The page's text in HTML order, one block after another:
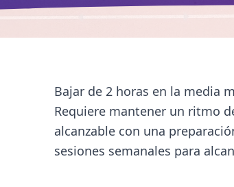
Bajar de 2 horas en la media
Requiere mantener un ritmo
alcanzable con una
sesiones semanales para